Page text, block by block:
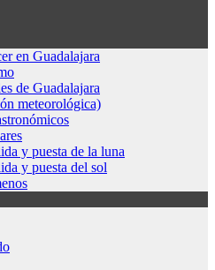
en Guadalajara
de Guadalajara
meteorológica)
y puesta de la luna
y puesta del sol